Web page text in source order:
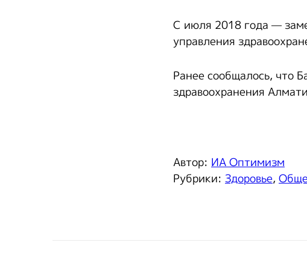
С июля 2018 года —
управления
Ранее сообщалось, что
здравоохранения
Автор: ИА Оптимизм
Рубрики: Здоровье,